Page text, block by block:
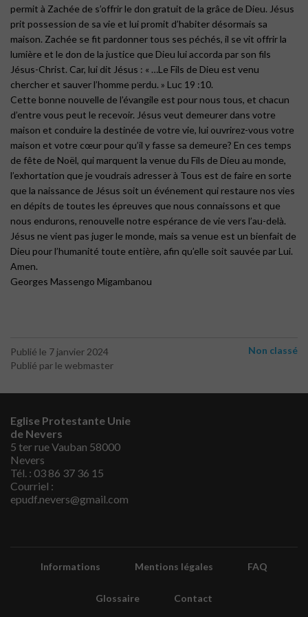
permit à Zachée de s’offrir le don gratuit de la grâce de Dieu. Jésus
prit possession de sa vie et lui promit d’habiter désormais sa
maison. Zachée se fit pardonner tous ses péchés, il se vit offrir la
lumière et le don de la justice que Dieu lui accorda par son fils
Jésus-Christ. Car, lui dit Jésus : « …Le Fils de Dieu est venu
chercher et sauver l’homme perdu. » Luc 19 :10.
Cette bonne nouvelle de l’évangile est pour nous tous, et chacun
d’entre vous peut le recevoir. Jésus veut demeurer dans votre
maison et conduire la destinée de votre vie, lui ouvrirez-vous votre
maison et votre cœur pour qu’il y fasse sa demeure? En ces temps
de fête de Noël, qui marquent la venue du Fils de Dieu au monde,
l’exhortation que je voudrais adresser à Tous est de faire en sorte
que la naissance de Jésus soit un événement qui restaure nos vies
en dépits de toutes les épreuves que nous connaissons et que
nous endurons, renouvelle notre espérance de vie vers l’au-delà.
Jésus ne vient pas juger le monde, mais sa venue est un bienfait de
Dieu pour l’humanité toute entière, afin qu’elle soit sauvée par Lui.
Amen.
Georges Massengo Migambanou
Publié le 7 janvier 2024
Publié par le webmaster
Non classé
Eglise Protestante Unie
de Nevers
5 ter rue Vauban 58000
Nevers
Tél. : 03 86 37 36 15
Courriel :
epudf.nevers@gmail.com
Informations Mentions légales FAQ
Glossaire Contact